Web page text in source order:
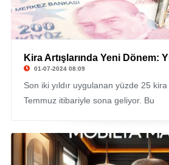
Kira Artışlarında Yeni Dönem:
01-07-2024 08:09
Son iki yıldır uygulanan yüzde 25 kira
Temmuz itibariyle sona geliyor. Bu